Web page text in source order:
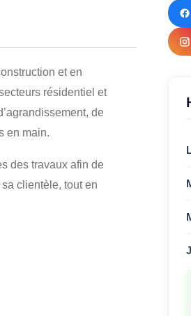
et en
résidentiel et
de
en main.
des travaux afin de
clientèle, tout en